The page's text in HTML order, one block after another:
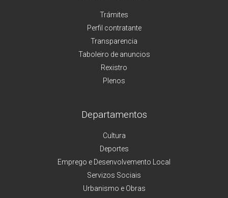
Trámites
Perfil contratante
Transparencia
Taboleiro de anuncios
Rexistro
Plenos
Departamentos
Cultura
Deportes
Emprego e Desenvolvemento Local
Servizos Sociais
Urbanismo e Obras